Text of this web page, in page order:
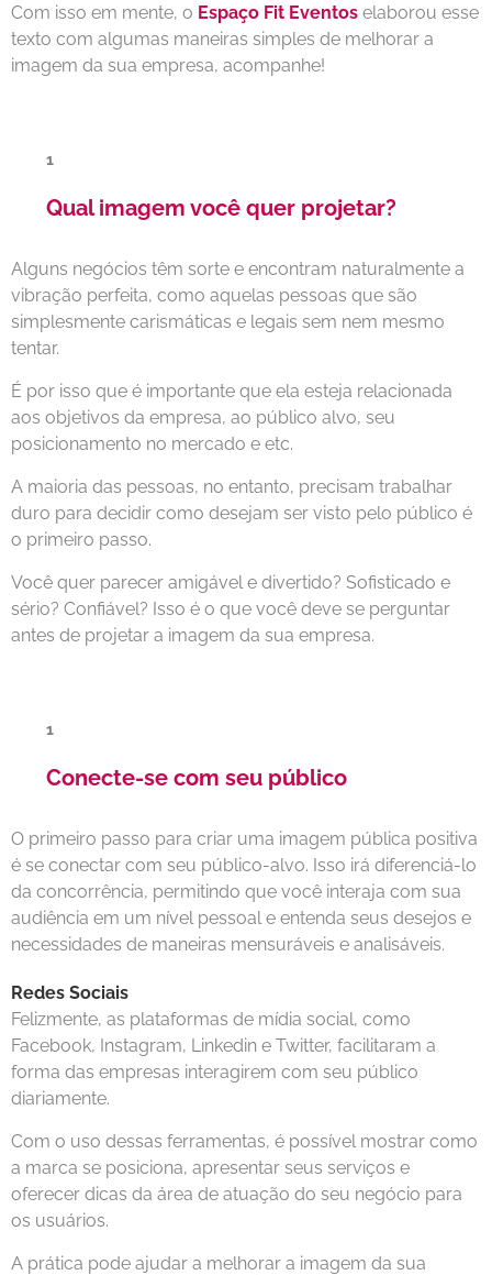
Com isso em mente, o Espaço Fit Eventos elaborou esse
texto com algumas maneiras simples de melhorar a
imagem da sua empresa, acompanhe!
Qual imagem você quer projetar?
Alguns negócios têm sorte e encontram naturalmente a
vibração perfeita, como aquelas pessoas que são
simplesmente carismáticas e legais sem nem mesmo
tentar.
É por isso que é importante que ela esteja relacionada
aos objetivos da empresa, ao público alvo, seu
posicionamento no mercado e etc.
A maioria das pessoas, no entanto, precisam trabalhar
duro para decidir como desejam ser visto pelo público é
o primeiro passo.
Você quer parecer amigável e divertido? Sofisticado e
sério? Confiável? Isso é o que você deve se perguntar
antes de projetar a imagem da sua empresa.
Conecte-se com seu público
O primeiro passo para criar uma imagem pública positiva
é se conectar com seu público-alvo. Isso irá diferenciá-lo
da concorrência, permitindo que você interaja com sua
audiência em um nível pessoal e entenda seus desejos e
necessidades de maneiras mensuráveis e analisáveis.
Redes Sociais
Felizmente, as plataformas de mídia social, como
Facebook, Instagram, Linkedin e Twitter, facilitaram a
forma das empresas interagirem com seu público
diariamente.
Com o uso dessas ferramentas, é possível mostrar como
a marca se posiciona, apresentar seus serviços e
oferecer dicas da área de atuação do seu negócio para
os usuários.
A prática pode ajudar a melhorar a imagem da sua